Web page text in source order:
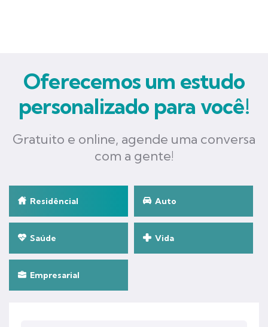
Oferecemos um estudo
personalizado para você!
Gratuito e online, agende uma conversa
com a gente!
Residêncial Auto
Saúde Vida
Empresarial